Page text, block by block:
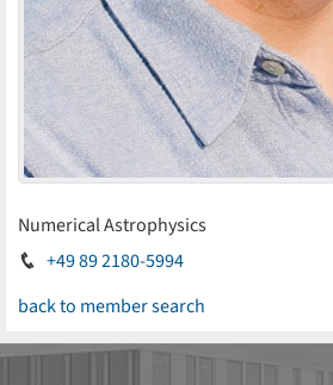
Numerical Astrophysics
+49 89 2180-5994
back to member search